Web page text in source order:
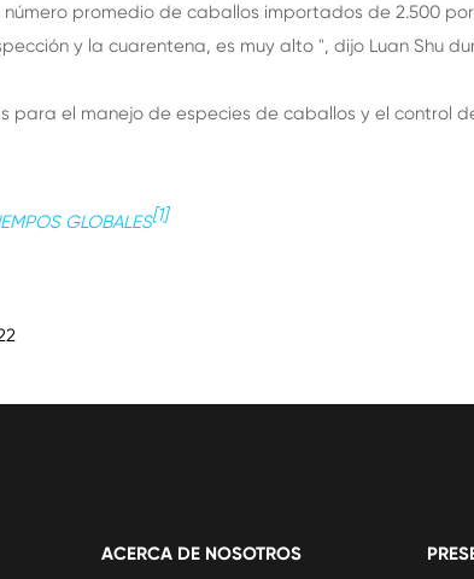
promedio de caballos importados de 2.500
y la cuarentena, es muy alto ", dijo Luan Shu
para el manejo de especies de caballos y el control
GLOBALES[1]
ACERCA DE NOSOTROS